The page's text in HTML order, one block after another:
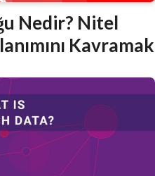
Nedir? Nitel
Kavramak